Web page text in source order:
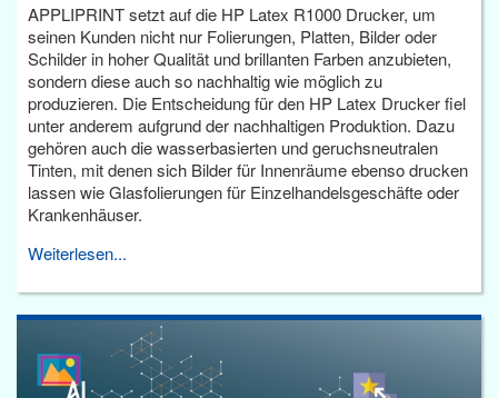
APPLIPRINT setzt auf die HP Latex R1000 Drucker, um
seinen Kunden nicht nur Folierungen, Platten, Bilder oder
Schilder in hoher Qualität und brillanten Farben anzubieten,
sondern diese auch so nachhaltig wie möglich zu
produzieren. Die Entscheidung für den HP Latex Drucker fiel
unter anderem aufgrund der nachhaltigen Produktion. Dazu
gehören auch die wasserbasierten und geruchsneutralen
Tinten, mit denen sich Bilder für Innenräume ebenso drucken
lassen wie Glasfolierungen für Einzelhandelsgeschäfte oder
Krankenhäuser.
Weiterlesen...